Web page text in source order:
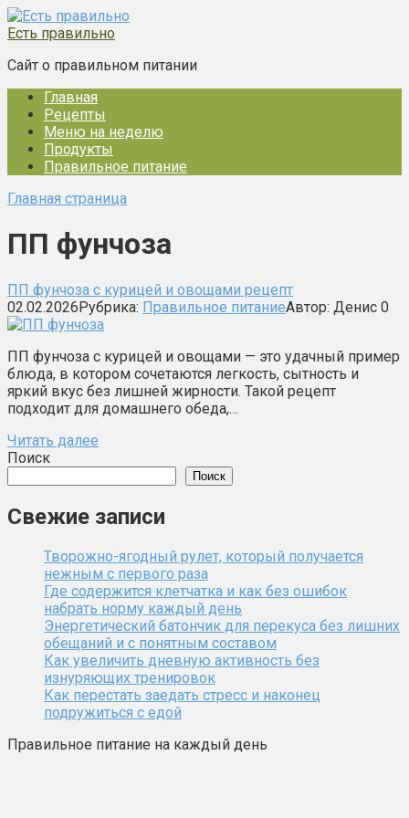
Перейти
к
Есть правильно
Сайт о правильном питании
Главная
Рецепты
Меню на неделю
Продукты
Правильное питание
Главная страница
ПП фунчоза
ПП фунчоза с курицей и овощами рецепт
02.02.2026Рубрика: Правильное питаниеАвтор: Денис 0
ПП фунчоза с курицей и овощами — это удачный пример
блюда, в котором сочетаются легкость, сытность и
яркий вкус без лишней жирности. Такой рецепт
подходит для домашнего обеда,…
Читать далее
Поиск
Поиск
Свежие записи
Творожно-ягодный рулет, который получается
нежным с первого раза
Где содержится клетчатка и как без ошибок
набрать норму каждый день
Энергетический батончик для перекуса без лишних
обещаний и с понятным составом
Как увеличить дневную активность без
изнуряющих тренировок
Как перестать заедать стресс и наконец
подружиться с едой
Правильное питание на каждый день